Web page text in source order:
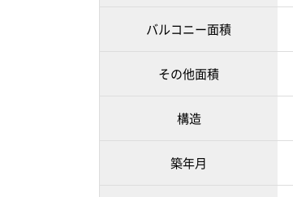
バルコニー面積
その他面積
構造
築年月